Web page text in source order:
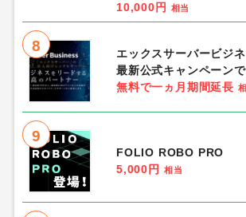
10,000円
相当
8
エックスサーバービジ
最新公式キャンペーン
無料で一ヵ月期間延長
9
FOLIO ROBO PRO
5,000円
相当